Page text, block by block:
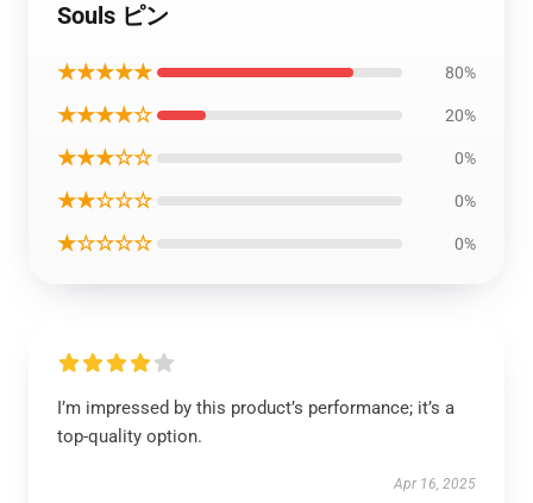
Souls ピン
★★★★★ 80%
★★★★☆ 20%
★★★☆☆ 0%
★★☆☆☆ 0%
★☆☆☆☆ 0%
I’m impressed by this product’s performance; it’s a
top-quality option.
Apr 16, 2025